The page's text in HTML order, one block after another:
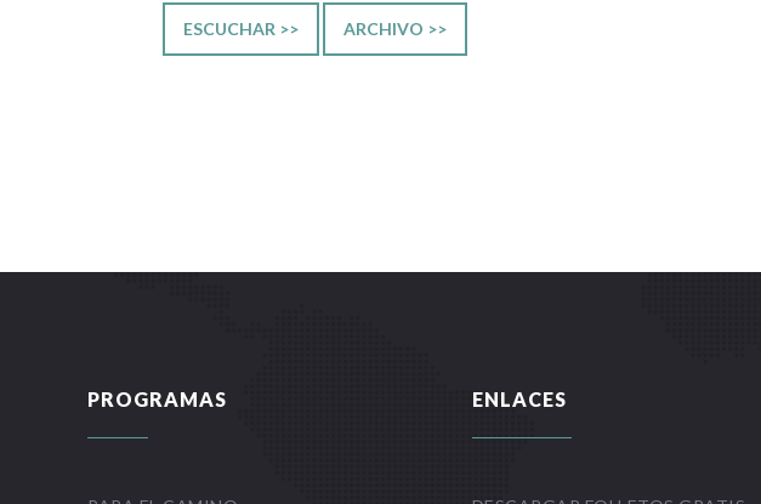
ESCUCHAR >> ARCHIVO >>
PROGRAMAS ENLACES